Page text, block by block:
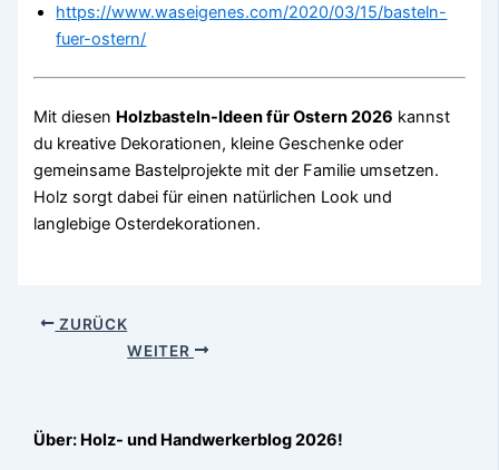
https://www.waseigenes.com/2020/03/15/basteln-
fuer-ostern/
Mit diesen Holzbasteln-Ideen für Ostern 2026 kannst
du kreative Dekorationen, kleine Geschenke oder
gemeinsame Bastelprojekte mit der Familie umsetzen.
Holz sorgt dabei für einen natürlichen Look und
langlebige Osterdekorationen.
ZURÜCK
WEITER
Über: Holz- und Handwerkerblog 2026!